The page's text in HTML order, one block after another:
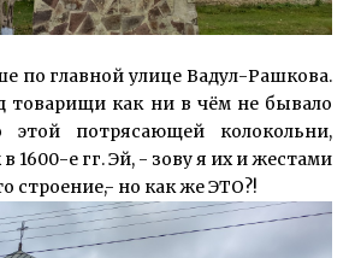
по главной улице Вадул-Рашкова.
товарищи как ни в чём не бывало
этой потрясающей колокольни,
1600-е гг. Эй, - зову я их и жестами
строение,- но как же ЭТО?!